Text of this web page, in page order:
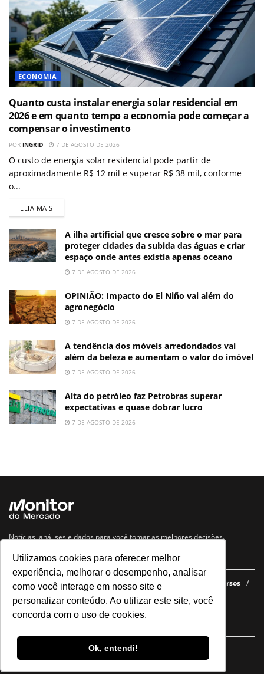
Utilizamos cookies para oferecer melhor
experiência, melhorar o desempenho, analisar
como você interage em nosso site e
personalizar conteúdo. Ao utilizar este site, você
concorda com o uso de cookies.
Ok, entendi!
ECONOMIA
Quanto custa instalar energia solar residencial em
2026 e em quanto tempo a economia pode começar a
compensar o investimento
POR INGRID 7 DE AGOSTO DE 2026
O custo de energia solar residencial pode partir de
aproximadamente R$ 12 mil e superar R$ 38 mil, conforme
o...
LEIA MAIS
A ilha artificial que cresce sobre o mar para
proteger cidades da subida das águas e criar
espaço onde antes existia apenas oceano
7 DE AGOSTO DE 2026
OPINIÃO: Impacto do El Niño vai além do
agronegócio
7 DE AGOSTO DE 2026
A tendência dos móveis arredondados vai
além da beleza e aumentam o valor do imóvel
7 DE AGOSTO DE 2026
Alta do petróleo faz Petrobras superar
expectativas e quase dobrar lucro
7 DE AGOSTO DE 2026
Notícias, análises e dados para você tomar as melhores decisões.
Navegue no site
Últimas notícias Quem somos E-books gratuitos
Cursos
Política de privacidade